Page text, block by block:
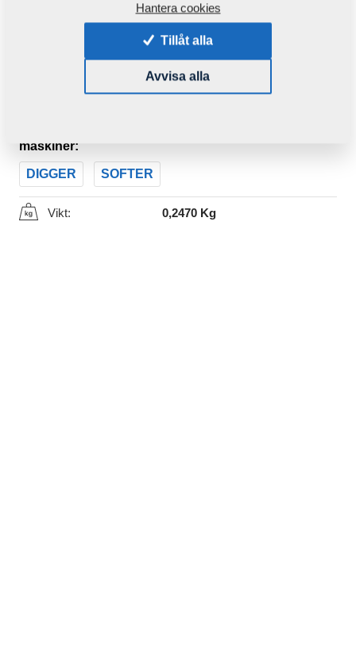
Produktkod: 4013785
maskiner:
DIGGER SOFTER
Vikt: 0,2470 Kg
Hantera cookies
Tillåt alla
Avvisa alla